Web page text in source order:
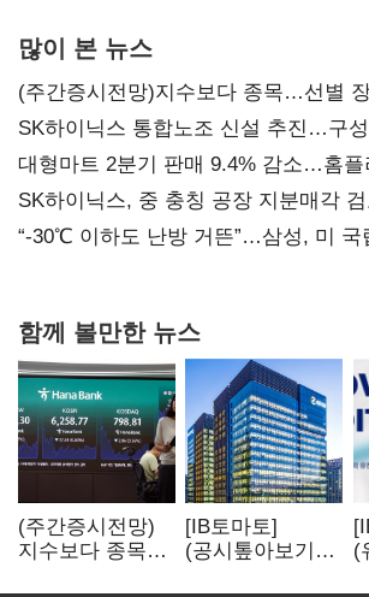
많이 본 뉴스
(주간증시전망)지수보다 종목…선별
SK하이닉스 통합노조 신설 추진…구
불만 확산
대형마트 2분기 판매 9.4% 감소…홈플
SK하이닉스, 중 충칭 공장 지분매각
없어”
“-30℃ 이하도 난방 거뜬”…삼성, 미 국
함께 볼만한 뉴스
(주간증시전망)
지수보다 종목…
[IB토마토]
(공시톺아보기)
(